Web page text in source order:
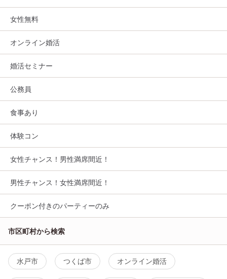
女性無料
オンライン婚活
婚活セミナー
公務員
食事あり
体験コン
女性チャンス！男性満席間近！
男性チャンス！女性満席間近！
クーポン付きのパーティーのみ
市区町村から検索
水戸市 つくば市 オンライン婚活